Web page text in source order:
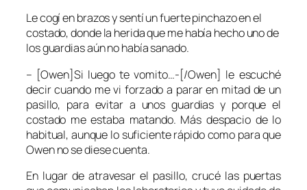
Le cogí en brazos y sentí un fuerte pinchazo en el
costado, donde la herida que me había hecho uno de
los guardias aún no había sanado.
– [Owen]Si luego te vomito…-[/Owen] le escuché
decir cuando me vi forzado a parar en mitad de un
pasillo, para evitar a unos guardias y porque el
costado me estaba matando. Más despacio de lo
habitual, aunque lo suficiente rápido como para que
Owen no se diese cuenta.
En lugar de atravesar el pasillo, crucé las puertas